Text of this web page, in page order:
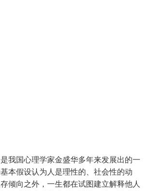
我国心理学家金盛华多年来发展出的一
本假设认为人是理性的、社会性的动
倾向之外，一生都在试图建立解释他人